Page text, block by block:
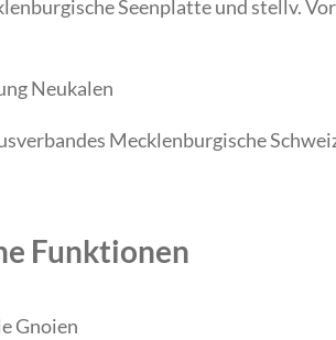
Seenplatte und stellv.
Neukalen
Mecklenburgische
Funktionen
Gnoien